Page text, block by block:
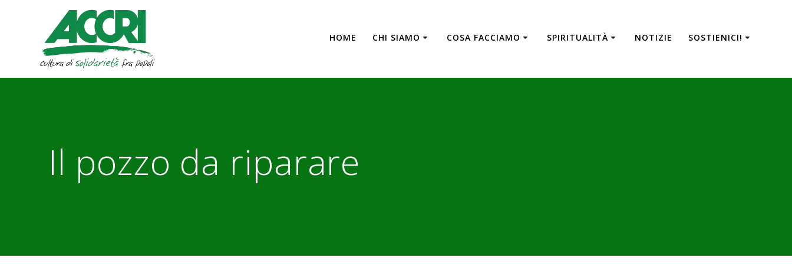
HOME CHI SIAMO COSA FACCIAMO SPIRITUALITÀ NOTIZIE SOSTIENICI!
Il pozzo da riparare